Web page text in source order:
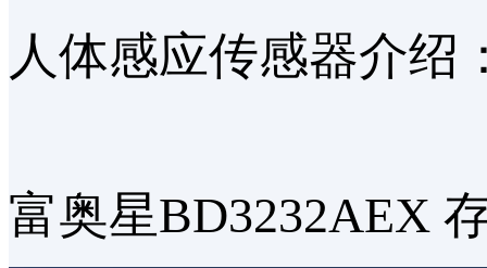
人体感应传感器介绍
富奥星BD3232AEX